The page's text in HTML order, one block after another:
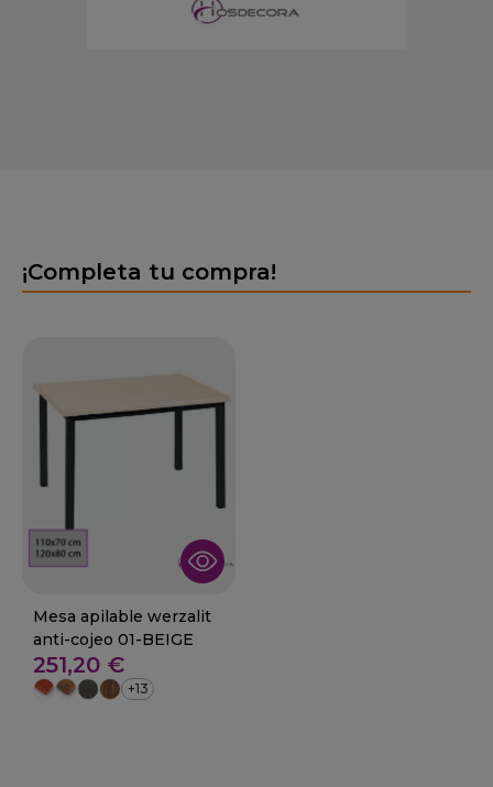
¡Completa tu compra!
Mesa apilable werzalit
anti-cojeo 01-BEIGE
251,20 €
+13